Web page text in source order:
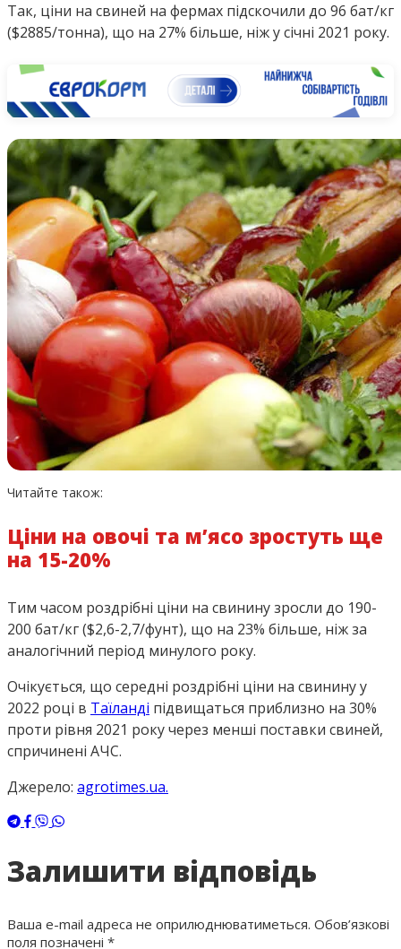
Так, ціни на свиней на фермах підскочили до 96 бат/кг
($2885/тонна), що на 27% більше, ніж у січні 2021 року.
Читайте також:
Ціни на овочі та м’ясо зростуть ще
на 15-20%
Тим часом роздрібні ціни на свинину зросли до 190-
200 бат/кг ($2,6-2,7/фунт), що на 23% більше, ніж за
аналогічний період минулого року.
Очікується, що середні роздрібні ціни на свинину у
2022 році в Таїланді підвищаться приблизно на 30%
проти рівня 2021 року через менші поставки свиней,
спричинені АЧС.
Джерело: agrotimes.ua.
Залишити відповідь
Ваша e-mail адреса не оприлюднюватиметься. Обов’язкові
поля позначені *